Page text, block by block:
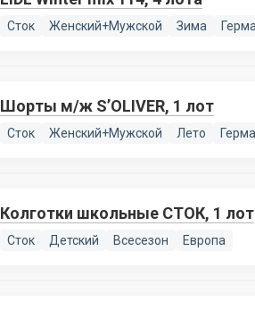
Сток Женский+Мужской Зима
Шорты м/ж S’OLIVER, 1 лот
Сток Женский+Мужской Лето
Колготки школьные СТОК, 1 лот
Сток Детский Всесезон Европа